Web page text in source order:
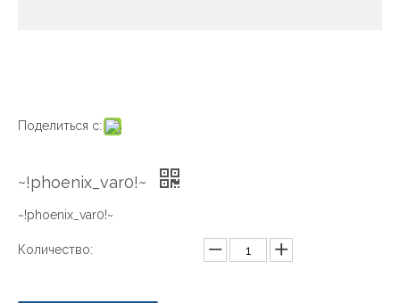
Поделиться с:
~!phoenix_var0!~
~!phoenix_var0!~
Количество: